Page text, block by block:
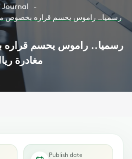
Journal
رسميا.. راموس يحسم قراره بخصوص
رسميا.. راموس يحسم
مغادرة
Publish date